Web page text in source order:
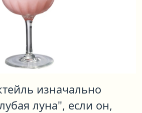
изначально
луна", если он,